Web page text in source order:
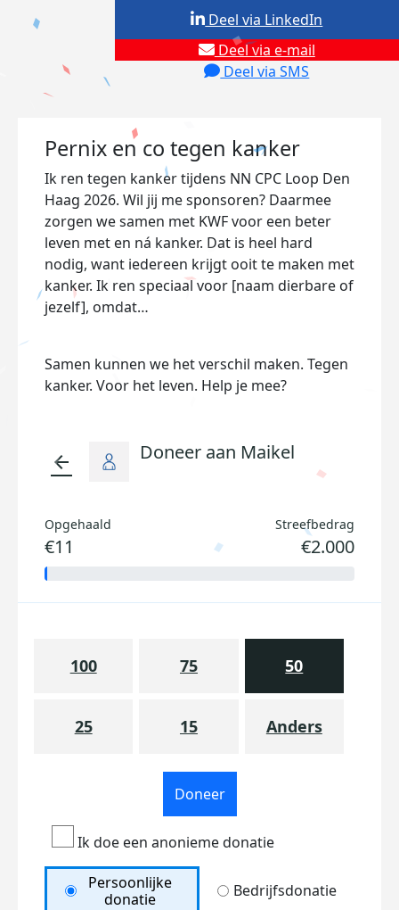
Deel via e-mail
Deel via SMS
Deel via LinkedIn
Pernix en co tegen kanker
Ik ren tegen kanker tijdens NN CPC Loop Den
Haag 2026. Wil jij me sponsoren? Daarmee
zorgen we samen met KWF voor een beter
leven met en ná kanker. Dat is heel hard
nodig, want iedereen krijgt ooit te maken met
kanker. Ik ren speciaal voor [naam dierbare of
jezelf], omdat…
Samen kunnen we het verschil maken. Tegen
kanker. Voor het leven. Help je mee?
arrow_back Doneer aan Maikel
Opgehaald
€11
Streefbedrag
€2.000
100 75 50
25 15 Anders
Doneer
Ik doe een anonieme donatie
Persoonlijke
donatie
Bedrijfsdonatie